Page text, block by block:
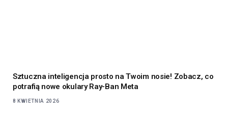
Sztuczna inteligencja prosto na Twoim nosie! Zobacz, co
potrafią nowe okulary Ray-Ban Meta
8 KWIETNIA 2026